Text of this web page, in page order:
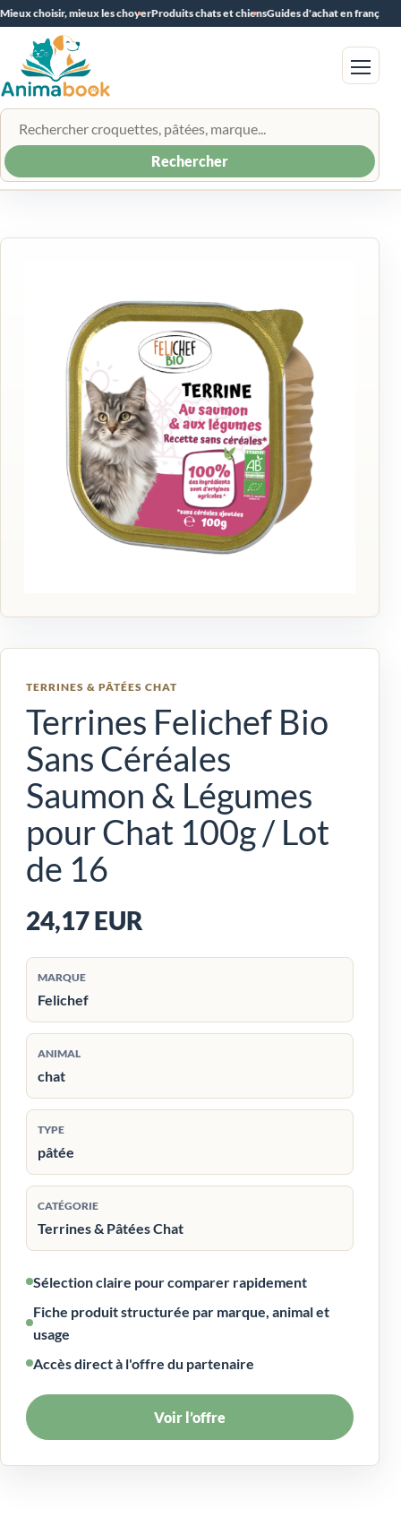
Mieux choisir, mieux les choyerProduits chats et chiensGuides d'achat en français
Rechercher un produit
Rechercher
Menu
TERRINES & PÂTÉES CHAT
Terrines Felichef Bio
Sans Céréales
Saumon & Légumes
pour Chat 100g / Lot
de 16
24,17 EUR
MARQUE
Felichef
ANIMAL
chat
TYPE
pâtée
CATÉGORIE
Terrines & Pâtées Chat
Sélection claire pour comparer rapidement
Fiche produit structurée par marque, animal et
usage
Accès direct à l'offre du partenaire
Voir l’offre